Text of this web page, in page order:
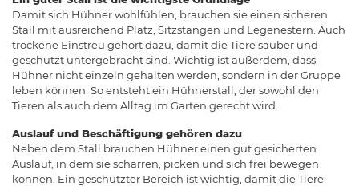
Damit sich Hühner wohlfühlen, brauchen sie einen sicheren
Stall mit ausreichend Platz, Sitzstangen und Legenestern. Auch
trockene Einstreu gehört dazu, damit die Tiere sauber und
geschützt untergebracht sind. Wichtig ist außerdem, dass
Hühner nicht einzeln gehalten werden, sondern in der Gruppe
leben können. So entsteht ein Hühnerstall, der sowohl den
Tieren als auch dem Alltag im Garten gerecht wird.
Auslauf und Beschäftigung gehören dazu
Neben dem Stall brauchen Hühner einen gut gesicherten
Auslauf, in dem sie scharren, picken und sich frei bewegen
können. Ein geschützter Bereich ist wichtig, damit die Tiere